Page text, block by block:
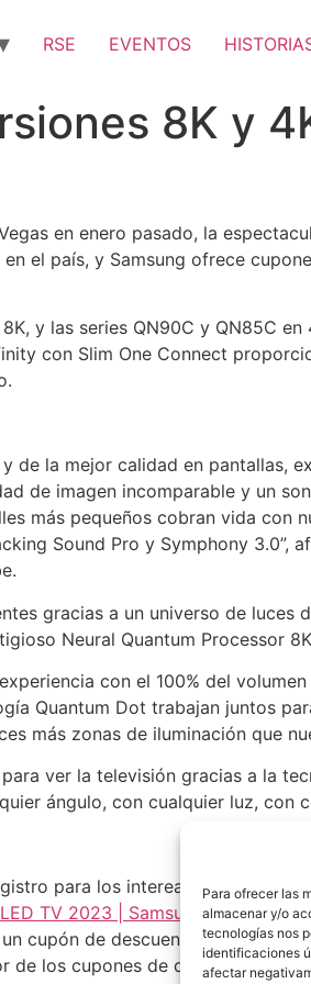
Para ofrecer las
almacenar y/o
tecnologías nos
identificaciones
afectar
RSE EVENTOS
8K y
en enero pasado, la
el país, y Samsung ofrece
y las series QN90C y QN85C
con Slim One Connect
de la mejor calidad en pantallas,
de imagen incomparable y un
más pequeños cobran vida con
Sound Pro y Symphony 3.0”,
gracias a un universo de luces
Neural Quantum Processor
con el 100% del
Quantum Dot trabajan juntos
más zonas de iluminación que
ver la televisión gracias a la
ángulo, con cualquier luz, con
para los intereasados en
TV 2023 | Samsung
cupón de descuento para
los cupones de descuento